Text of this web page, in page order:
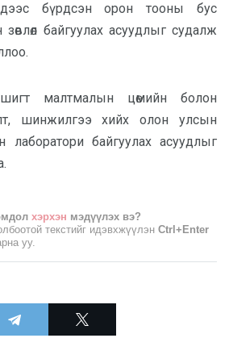
бүрдсэн орон тооны бус
байгуулах асуудлыг судалж
малтмалын цөмийн болон
шинжилгээ хийх олон улсын
лаборатори байгуулах асуудлыг
хэрхэн мэдүүлэх вэ?
текстийг идэвхжүүлэн Ctrl+Enter
уу.